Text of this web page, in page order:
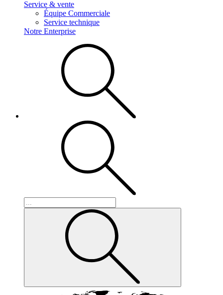
Service & vente
Équipe Commerciale
Service technique
Notre Enterprise